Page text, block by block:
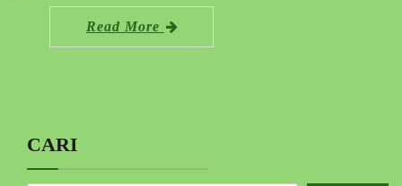
Read More
CARI